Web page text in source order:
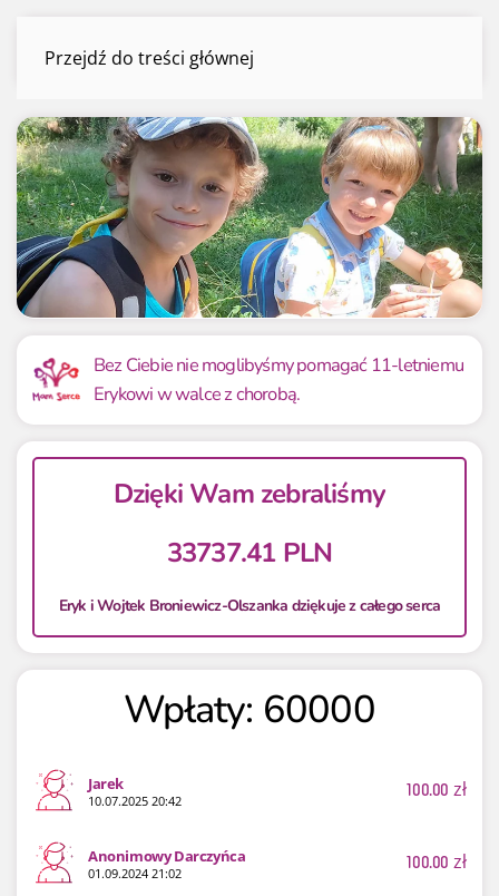
Przejdź do treści głównej
Eryk i Wojtek Broniewicz-Olszanka
Mamy już
33 737.41 zł
Potrzebujemy
60 000 zł
56.23% 56.23%
Bez Ciebie nie moglibyśmy pomagać 11-letniemu
Erykowi w walce z chorobą.
Dzięki Wam zebraliśmy
33737.41 PLN
Eryk i Wojtek Broniewicz-Olszanka dziękuje z całego serca
Wpłaty: 60000
Jarek
10.07.2025 20:42 100.00 zł
Anonimowy Darczyńca
01.09.2024 21:02 100.00 zł